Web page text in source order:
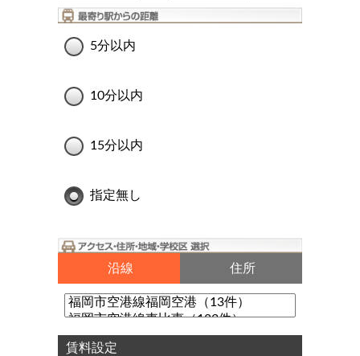
5分以内
10分以内
15分以内
指定無し
沿線 住所
賃料設定